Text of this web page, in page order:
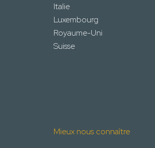
Italie
Luxembourg
Royaume-Uni
Suisse
Mieux nous connaître